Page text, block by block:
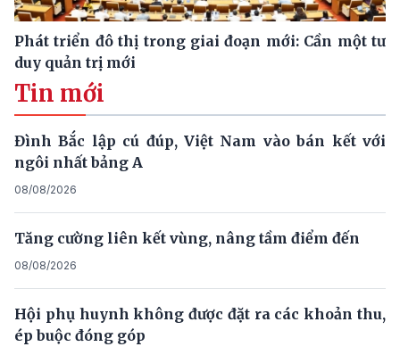
Phát triển đô thị trong giai đoạn mới: Cần một tư
duy quản trị mới
Tin mới
Đình Bắc lập cú đúp, Việt Nam vào bán kết với
ngôi nhất bảng A
08/08/2026
Tăng cường liên kết vùng, nâng tầm điểm đến
08/08/2026
Hội phụ huynh không được đặt ra các khoản thu,
ép buộc đóng góp